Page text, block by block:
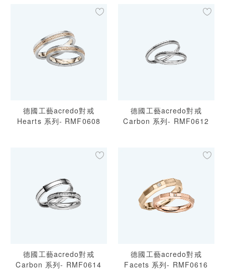
德國工藝acredo對戒
Hearts 系列- RMF0608
德國工藝acredo對戒
Carbon 系列- RMF0612
德國工藝acredo對戒
Carbon 系列- RMF0614
德國工藝acredo對戒
Facets 系列- RMF0616